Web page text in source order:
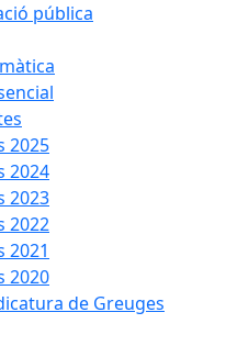
pública
2025
2024
2023
2022
2021
2020
de Greuges